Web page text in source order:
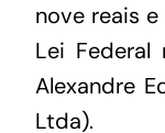
nove reais
Lei Federal
Alexandre
Ltda).